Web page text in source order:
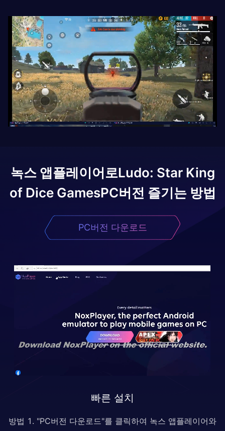
녹스 앱플레이어로Ludo: Star King
of Dice GamesPC버전 즐기는 방법
PC버전 다운로드
빠른 설치
방법 1. "PC버전 다운로드"를 클릭하여 녹스 앱플레이어와